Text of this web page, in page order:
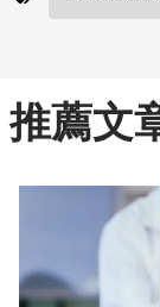
推薦文